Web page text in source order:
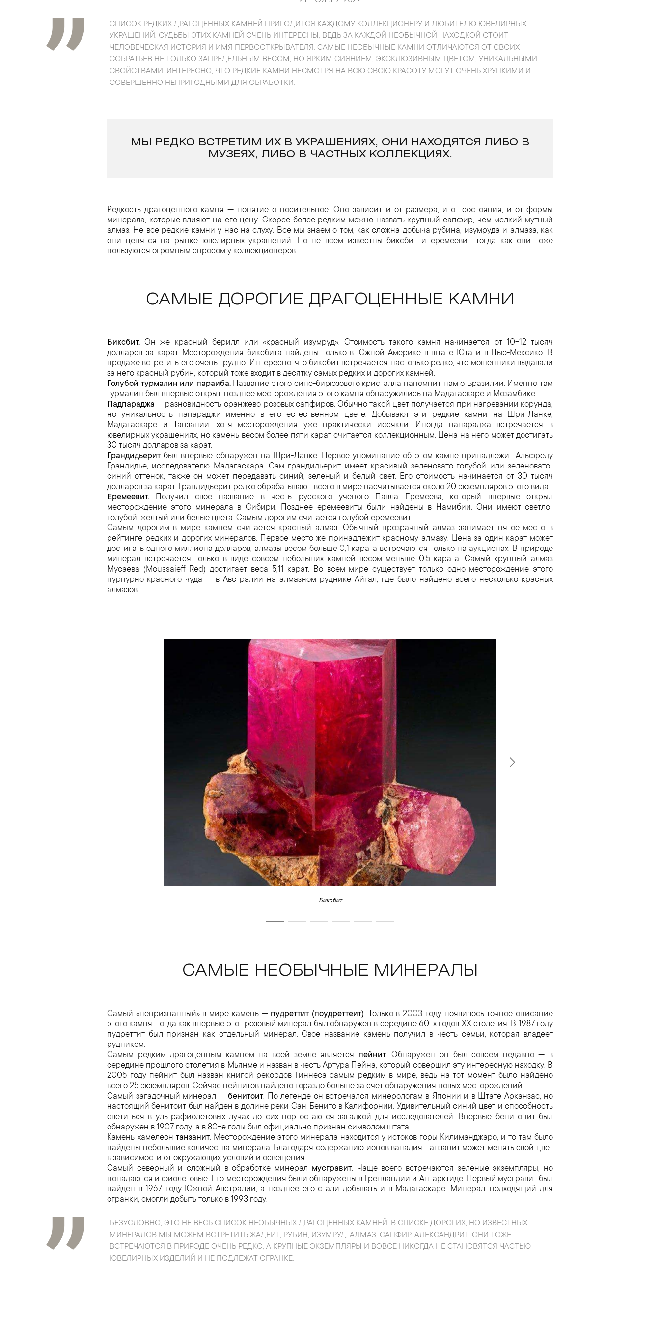
СПИСОК РЕДКИХ ДРАГОЦЕННЫХ КАМНЕЙ ПРИГОДИТСЯ КАЖДОМУ КОЛЛЕКЦИОНЕРУ И ЛЮБИТЕЛЮ ЮВЕЛИРНЫХ
УКРАШЕНИЙ. СУДЬБЫ ЭТИХ КАМНЕЙ ОЧЕНЬ ИНТЕРЕСНЫ, ВЕДЬ ЗА КАЖДОЙ НЕОБЫЧНОЙ НАХОДКОЙ СТОИТ
ЧЕЛОВЕЧЕСКАЯ ИСТОРИЯ И ИМЯ ПЕРВООТКРЫВАТЕЛЯ. САМЫЕ НЕОБЫЧНЫЕ КАМНИ ОТЛИЧАЮТСЯ ОТ СВОИХ
СОБРАТЬЕВ НЕ ТОЛЬКО ЗАПРЕДЕЛЬНЫМ ВЕСОМ, НО ЯРКИМ СИЯНИЕМ, ЭКСКЛЮЗИВНЫМ ЦВЕТОМ, УНИКАЛЬНЫМИ
СВОЙСТВАМИ. ИНТЕРЕСНО, ЧТО РЕДКИЕ КАМНИ НЕСМОТРЯ НА ВСЮ СВОЮ КРАСОТУ МОГУТ ОЧЕНЬ ХРУПКИМИ И
СОВЕРШЕННО НЕПРИГОДНЫМИ ДЛЯ ОБРАБОТКИ.
МЫ РЕДКО ВСТРЕТИМ ИХ В УКРАШЕНИЯХ, ОНИ НАХОДЯТСЯ ЛИБО В
МУЗЕЯХ, ЛИБО В ЧАСТНЫХ КОЛЛЕКЦИЯХ.
Редкость драгоценного камня — понятие относительное. Оно зависит и от размера, и от состояния, и от формы
минерала, которые влияют на его цену. Скорее более редким можно назвать крупный сапфир, чем мелкий мутный
алмаз. Не все редкие камни у нас на слуху. Все мы знаем о том, как сложна добыча рубина, изумруда и алмаза, как
они ценятся на рынке ювелирных украшений. Но не всем известны биксбит и еремеевит, тогда как они тоже
пользуются огромным спросом у коллекционеров.
САМЫЕ ДОРОГИЕ ДРАГОЦЕННЫЕ КАМНИ
Биксбит. Он же красный берилл или «красный изумруд». Стоимость такого камня начинается от 10-12 тысяч
долларов за карат. Месторождения биксбита найдены только в Южной Америке в штате Юта и в Нью-Мексико. В
продаже встретить его очень трудно. Интересно, что биксбит встречается настолько редко, что мошенники выдавали
за него красный рубин, который тоже входит в десятку самых редких и дорогих камней.
Голубой турмалин или параиба.Название этого сине-бирюзового кристалла напомнит нам о Бразилии. Именно там
турмалин был впервые открыт, позднее месторождения этого камня обнаружились на Мадагаскаре и Мозамбике.
Падпараджа — разновидность оранжево-розовых сапфиров. Обычно такой цвет получается при нагревании корунда,
но уникальность папараджи именно в его естественном цвете. Добывают эти редкие камни на Шри-Ланке,
Мадагаскаре и Танзании, хотя месторождения уже практически иссякли. Иногда папараджа встречается в
ювелирных украшениях, но камень весом более пяти карат считается коллекционным. Цена на него может достигать
30 тысяч долларов за карат.
Грандидьерит был впервые обнаружен на Шри-Ланке. Первое упоминание об этом камне принадлежит Альфреду
Грандидье, исследователю Мадагаскара. Сам грандидьерит имеет красивый зеленовато-голубой или зеленовато-
синий оттенок, также он может передавать синий, зеленый и белый свет. Его стоимость начинается от 30 тысяч
долларов за карат. Грандидьерит редко обрабатывают, всего в мире насчитывается около 20 экземпляров этого вида.
Еремеевит. Получил свое название в честь русского ученого Павла Еремеева, который впервые открыл
месторождение этого минерала в Сибири. Позднее еремеевиты были найдены в Намибии. Они имеют светло-
голубой, желтый или белые цвета. Самым дорогим считается голубой еремеевит.
Самым дорогим в мире камнем считается красный алмаз. Обычный прозрачный алмаз занимает пятое место в
рейтинге редких и дорогих минералов. Первое место же принадлежит красному алмазу. Цена за один карат может
достигать одного миллиона долларов, алмазы весом больше 0,1 карата встречаются только на аукционах. В природе
минерал встречается только в виде совсем небольших камней весом меньше 0,5 карата. Самый крупный алмаз
Мусаева (Moussaieff Red) достигает веса 5,11 карат. Во всем мире существует только одно месторождение этого
пурпурно-красного чуда — в Австралии на алмазном руднике Айгал, где было найдено всего несколько красных
алмазов.
Биксбит
САМЫЕ НЕОБЫЧНЫЕ МИНЕРАЛЫ
Самый «непризнанный» в мире камень — пудреттит (поудреттеит). Только в 2003 году появилось точное описание
этого камня, тогда как впервые этот розовый минерал был обнаружен в середине 60-х годов XX столетия. В 1987 году
пудреттит был признан как отдельный минерал. Свое название камень получил в честь семьи, которая владеет
рудником.
Самым редким драгоценным камнем на всей земле является пейнит. Обнаружен он был совсем недавно — в
середине прошлого столетия в Мьянме и назван в честь Артура Пейна, который совершил эту интересную находку. В
2005 году пейнит был назван книгой рекордов Гиннеса самым редким в мире, ведь на тот момент было найдено
всего 25 экземпляров. Сейчас пейнитов найдено гораздо больше за счет обнаружения новых месторождений.
Самый загадочный минерал — бенитоит. По легенде он встречался минерологам в Японии и в Штате Арканзас, но
настоящий бенитоит был найден в долине реки Сан-Бенито в Калифорнии. Удивительный синий цвет и способность
светиться в ультрафиолетовых лучах до сих пор остаются загадкой для исследователей. Впервые бенитонит был
обнаружен в 1907 году, а в 80-е годы был официально признан символом штата.
Камень-хамелеон танзанит. Месторождение этого минерала находится у истоков горы Килиманджаро, и то там было
найдены небольшие количества минерала. Благодаря содержанию ионов ванадия, танзанит может менять свой цвет
в зависимости от окружающих условий и освещения.
Самый северный и сложный в обработке минерал мусгравит. Чаще всего встречаются зеленые экземпляры, но
попадаются и фиолетовые. Его месторождения были обнаружены в Гренландии и Антарктиде. Первый мусгравит был
найден в 1967 году Южной Австралии, а позднее его стали добывать и в Мадагаскаре. Минерал, подходящий для
огранки, смогли добыть только в 1993 году.
БЕЗУСЛОВНО, ЭТО НЕ ВЕСЬ СПИСОК НЕОБЫЧНЫХ ДРАГОЦЕННЫХ КАМНЕЙ. В СПИСКЕ ДОРОГИХ, НО ИЗВЕСТНЫХ
МИНЕРАЛОВ МЫ МОЖЕМ ВСТРЕТИТЬ ЖАДЕИТ, РУБИН, ИЗУМРУД, АЛМАЗ, САПФИР, АЛЕКСАНДРИТ. ОНИ ТОЖЕ
ВСТРЕЧАЮТСЯ В ПРИРОДЕ ОЧЕНЬ РЕДКО, А КРУПНЫЕ ЭКЗЕМПЛЯРЫ И ВОВСЕ НИКОГДА НЕ СТАНОВЯТСЯ ЧАСТЬЮ
ЮВЕЛИРНЫХ ИЗДЕЛИЙ И НЕ ПОДЛЕЖАТ ОГРАНКЕ.